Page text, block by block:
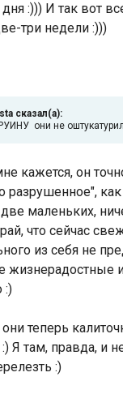
:))) И так вот
три недели :)))
сказал(а):
они не
кажется, он
разрушенное",
маленьких,
что сейчас
из себя не
жизнерадостные
:)
они теперь
Я там, правда, и
:)